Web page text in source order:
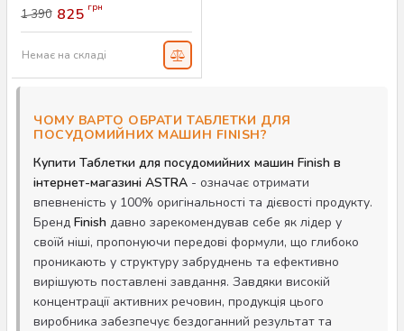
Артикул:AS-00437
1 390 825 грн
Немає на складі
ЧОМУ ВАРТО ОБРАТИ ТАБЛЕТКИ ДЛЯ
ПОСУДОМИЙНИХ МАШИН FINISH?
Купити Таблетки для посудомийних машин Finish в
інтернет-магазині ASTRA - означає отримати
впевненість у 100% оригінальності та дієвості продукту.
Бренд Finish давно зарекомендував себе як лідер у
своїй ніші, пропонуючи передові формули, що глибоко
проникають у структуру забруднень та ефективно
вирішують поставлені завдання. Завдяки високій
концентрації активних речовин, продукція цього
виробника забезпечує бездоганний результат та